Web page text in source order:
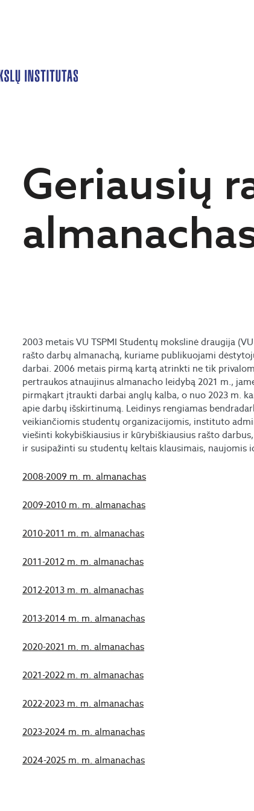
Geriausių
2003 metais VU TSPMI Studentų mokslinė draugija
rašto darbų almanachą, kuriame publikuojami
darbai. 2006 metais pirmą kartą atrinkti ne tik
pertraukos atnaujinus almanacho leidybą 2021 m.,
pirmąkart įtraukti darbai anglų kalba, o nuo 2023 m.
apie darbų išskirtinumą. Leidinys rengiamas
veikiančiomis studentų organizacijomis, instituto
viešinti kokybiškiausius ir kūrybiškiausius rašto
ir susipažinti su studentų keltais klausimais, naujomis
2008-2009 m. m. almanachas
2009-2010 m. m. almanachas
2010-2011 m. m. almanachas
2011-2012 m. m. almanachas
2012-2013 m. m. almanachas
2013-2014 m. m. almanachas
2020-2021 m. m. almanachas
2021-2022 m. m. almanachas
2022-2023 m. m. almanachas
2023-2024 m. m. almanachas
2024-2025 m. m. almanachas